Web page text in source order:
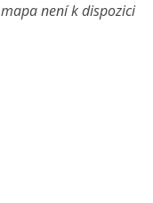
mapa není k dispozici